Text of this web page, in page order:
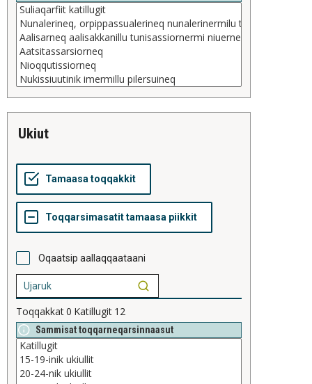
ukiut
Oqaatsip aallaqqaataani
Toqqakkat0 Katillugit 12
Sammisat toqqarneqarsinnaasut